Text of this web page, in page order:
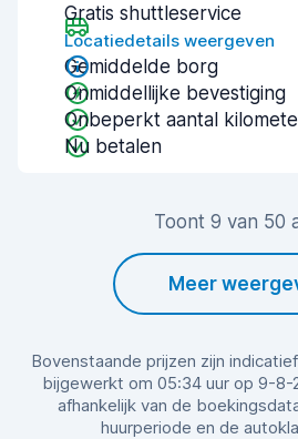
Gratis shuttleservice
Locatiedetails weergeven
Gemiddelde borg
Onmiddellijke bevestiging
Onbeperkt aantal
Nu betalen
Toont 9 van 50
Meer
Bovenstaande prijzen zijn
bijgewerkt om 05:34 uur op 9-8-
afhankelijk van de
huurperiode en de